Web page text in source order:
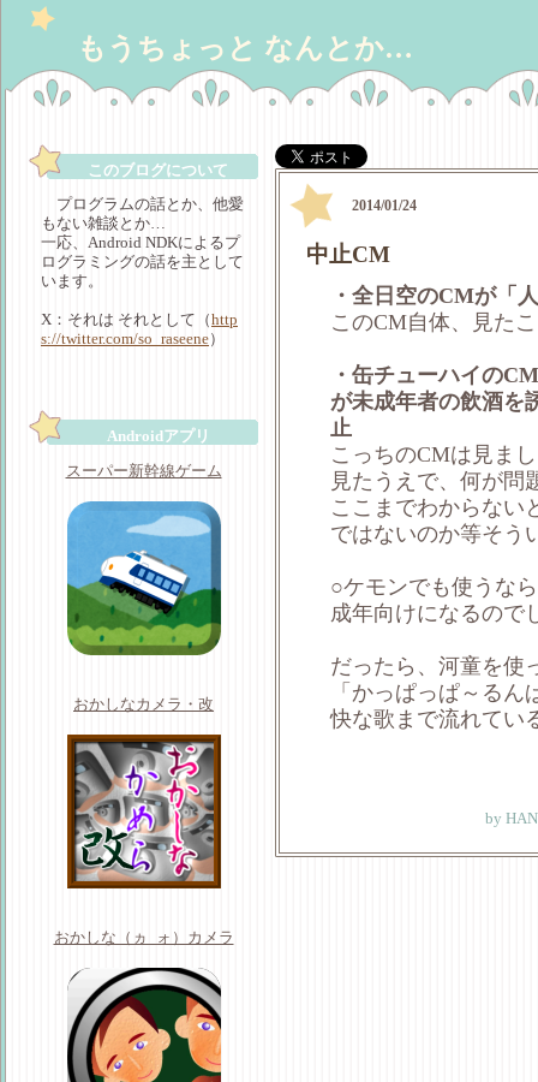
もうちょっと なんとか…
このブログについて
プログラムの話とか、他愛
もない雑談とか…
一応、Android NDKによるプ
ログラミングの話を主として
います。
X：それは それとして（http
s://twitter.com/so_raseene）
Androidアプリ
スーパー新幹線ゲーム
おかしなカメラ・改
おかしな（ヵ_ォ）カメラ
中止CM
2014/01/24
・全日空のCMが「
このCM自体、見た
・缶チューハイの
が未成年者の飲酒を
止
こっちのCMは見ま
見たうえで、何が問
ここまでわからない
ではないのか等そう
○ケモンでも使うな
成年向けになるので
だったら、河童を使
「かっぱっぱ～る
快な歌まで流れてい
by